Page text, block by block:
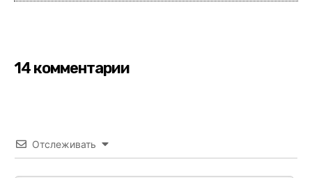
14 комментарии
Отслеживать